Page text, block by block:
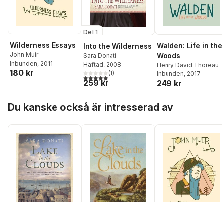
Wilderness Essays
John Muir
Inbunden, 2011
180 kr
Del 1
Into the Wilderness
Sara Donati
Häftad, 2008
5,0utav 5 stjärnor. Totalt antal röster:
(1)
259 kr
Walden: Life in the
Woods
Henry David Thoreau
Inbunden, 2017
249 kr
Du kanske också är intresserad av